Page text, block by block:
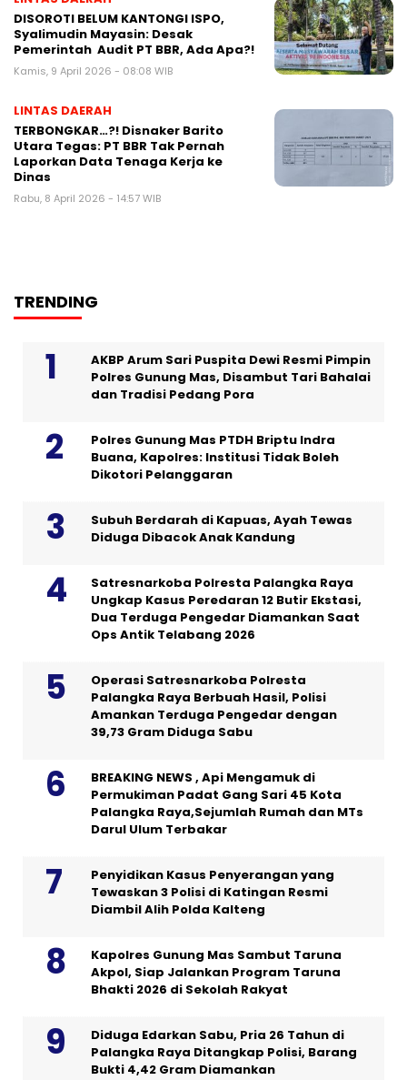
DISOROTI BELUM KANTONGI ISPO,
Syalimudin Mayasin: Desak
Pemerintah Audit PT BBR, Ada Apa?!
Kamis, 9 April 2026 - 08:08 WIB
LINTAS DAERAH
TERBONGKAR…?! Disnaker Barito
Utara Tegas: PT BBR Tak Pernah
Laporkan Data Tenaga Kerja ke
Dinas
Rabu, 8 April 2026 - 14:57 WIB
TRENDING
AKBP Arum Sari Puspita Dewi Resmi Pimpin
Polres Gunung Mas, Disambut Tari Bahalai
dan Tradisi Pedang Pora
Polres Gunung Mas PTDH Briptu Indra
Buana, Kapolres: Institusi Tidak Boleh
Dikotori Pelanggaran
Subuh Berdarah di Kapuas, Ayah Tewas
Diduga Dibacok Anak Kandung
Satresnarkoba Polresta Palangka Raya
Ungkap Kasus Peredaran 12 Butir Ekstasi,
Dua Terduga Pengedar Diamankan Saat
Ops Antik Telabang 2026
Operasi Satresnarkoba Polresta
Palangka Raya Berbuah Hasil, Polisi
Amankan Terduga Pengedar dengan
39,73 Gram Diduga Sabu
BREAKING NEWS , Api Mengamuk di
Permukiman Padat Gang Sari 45 Kota
Palangka Raya,Sejumlah Rumah dan MTs
Darul Ulum Terbakar
Penyidikan Kasus Penyerangan yang
Tewaskan 3 Polisi di Katingan Resmi
Diambil Alih Polda Kalteng
Kapolres Gunung Mas Sambut Taruna
Akpol, Siap Jalankan Program Taruna
Bhakti 2026 di Sekolah Rakyat
Diduga Edarkan Sabu, Pria 26 Tahun di
Palangka Raya Ditangkap Polisi, Barang
Bukti 4,42 Gram Diamankan